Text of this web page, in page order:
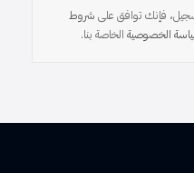
فإنك توافق على شروط
الخصوصية الخاصة بنا.